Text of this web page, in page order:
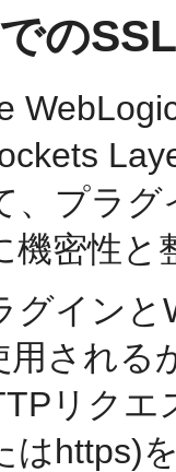
の
、プラ
機密性
グイン
される
リク
はhttps)